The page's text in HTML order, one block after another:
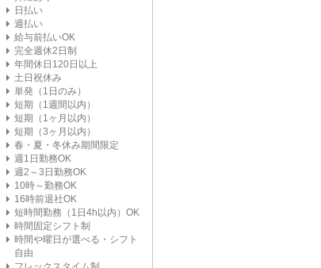
日払い
週払い
給与前払いOK
完全週休2日制
年間休日120日以上
土日祝休み
単発（1日のみ）
短期（1週間以内）
短期（1ヶ月以内）
短期（3ヶ月以内）
春・夏・冬休み期間限定
週1日勤務OK
週2～3日勤務OK
10時～勤務OK
16時前退社OK
短時間勤務（1日4h以内）OK
時間固定シフト制
時間や曜日が選べる・シフト
自由